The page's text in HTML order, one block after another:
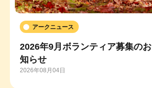
アークニュース
2026年9月ボランティア募集のお
知らせ
2026年08月04日